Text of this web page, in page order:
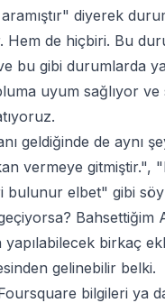
diyerek
Hem de hiçbiri. Bu
bu gibi durumlarda
uyum sağlıyor
geldiğinde de aynı
vermeye gitmiştir.",
bulunur elbet" gibi
Bahsettiğim
yapılabilecek birkaç
gelinebilir belki.
bilgileri ya